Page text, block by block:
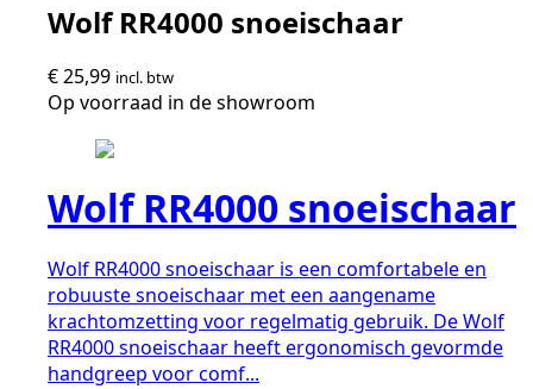
Wolf RR4000 snoeischaar
€25,99 incl. btw
Op voorraad in de showroom
Wolf RR4000 snoeischaar
Wolf RR4000 snoeischaar is een comfortabele en
robuuste snoeischaar met een aangename
krachtomzetting voor regelmatig gebruik. De Wolf
RR4000 snoeischaar heeft ergonomisch gevormde
handgreep voor comf...